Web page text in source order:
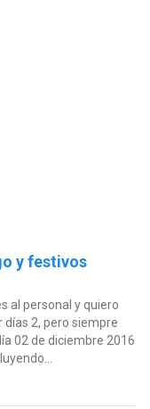
y festivos
al personal y quiero
días 2, pero siempre
02 de diciembre 2016